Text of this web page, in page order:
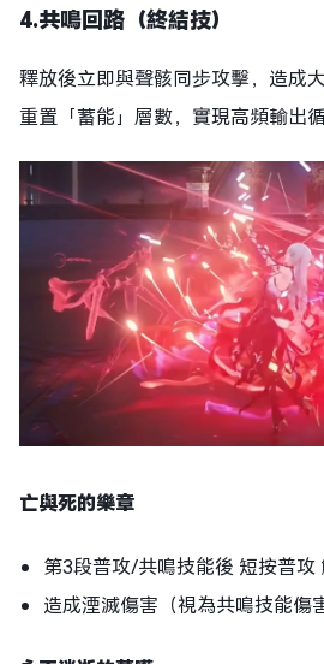
4.共鳴回路（終結技）
釋放後立即與聲骸同步攻擊，造成
重置「蓄能」層數，實現高頻輸出循
亡與死的樂章
第3段普攻/共鳴技能後 短按普攻
造成湮滅傷害（視為共鳴技能傷害